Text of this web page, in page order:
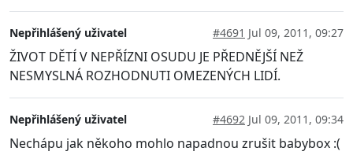
Nepřihlášený uživatel #4691 Jul 09, 2011, 09:27
ŽIVOT DĚTÍ V NEPŘÍZNI OSUDU JE PŘEDNĚJŠÍ NEŽ
NESMYSLNÁ ROZHODNUTI OMEZENÝCH LIDÍ.
Nepřihlášený uživatel #4692 Jul 09, 2011, 09:34
Nechápu jak někoho mohlo napadnou zrušit babybox :(